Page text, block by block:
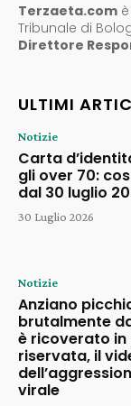
Terzaeta.com
Tribunale di
Direttore
ULTIMI
Notizie
Carta
gli over 70:
dal 30 luglio
30 Luglio 2026
Notizie
Anziano
brutalmente
è ricoverato
riservata, il
virale